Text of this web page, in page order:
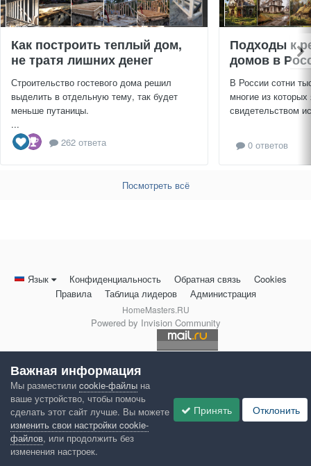
Как построить теплый дом,
не тратя лишних денег
Строительство гостевого дома решил
выделить в отдельную тему, так будет
меньше путаницы.
...
262 ответа
Подходы к
домов в
В России сотни
многие из
свидетельством
0 ответов
Посмотреть всё
Язык Конфиденциальность Обратная связь
Cookies
Правила
Таблица лидеров Администрация
HomeMasters.RU
Powered by Invision Community
Важная информация
Мы разместили cookie-файлы на
ваше устройство, чтобы помочь
сделать этот сайт лучше. Вы можете
изменить свои настройки cookie-
файлов, или продолжить без
изменения настроек.
Принять Отклонить